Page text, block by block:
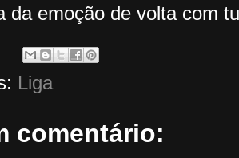
da emoção de volta com
Liga
comentário: